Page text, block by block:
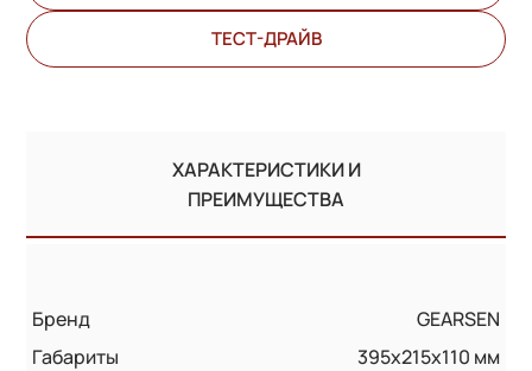
ТЕСТ-ДРАЙВ
ХАРАКТЕРИСТИКИ И
ПРЕИМУЩЕСТВА
Бренд
GEARSEN
Габариты
395x215x110 мм